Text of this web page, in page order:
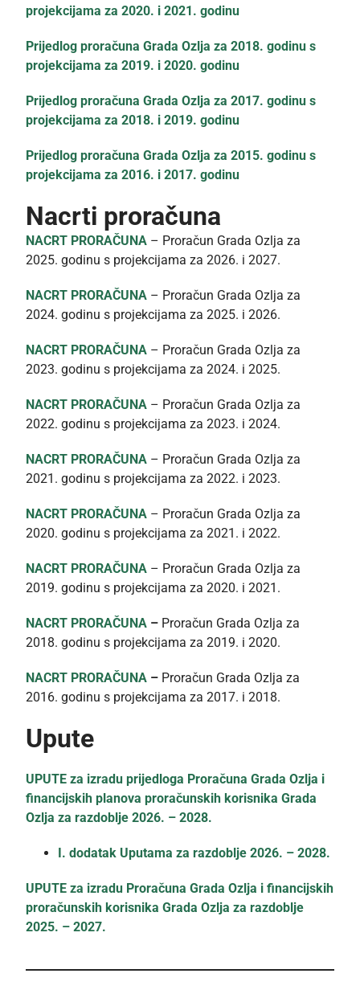
projekcijama za 2020. i 2021. godinu
Prijedlog proračuna Grada Ozlja za 2018. godinu s
projekcijama za 2019. i 2020. godinu
Prijedlog proračuna Grada Ozlja za 2017. godinu s
projekcijama za 2018. i 2019. godinu
Prijedlog proračuna Grada Ozlja za 2015. godinu s
projekcijama za 2016. i 2017. godinu
Nacrti proračuna
NACRT PRORAČUNA – Proračun Grada Ozlja za
2025. godinu s projekcijama za 2026. i 2027.
NACRT PRORAČUNA – Proračun Grada Ozlja za
2024. godinu s projekcijama za 2025. i 2026.
NACRT PRORAČUNA – Proračun Grada Ozlja za
2023. godinu s projekcijama za 2024. i 2025.
NACRT PRORAČUNA – Proračun Grada Ozlja za
2022. godinu s projekcijama za 2023. i 2024.
NACRT PRORAČUNA – Proračun Grada Ozlja za
2021. godinu s projekcijama za 2022. i 2023.
NACRT PRORAČUNA – Proračun Grada Ozlja za
2020. godinu s projekcijama za 2021. i 2022.
NACRT PRORAČUNA – Proračun Grada Ozlja za
2019. godinu s projekcijama za 2020. i 2021.
NACRT PRORAČUNA – Proračun Grada Ozlja za
2018. godinu s projekcijama za 2019. i 2020.
NACRT PRORAČUNA – Proračun Grada Ozlja za
2016. godinu s projekcijama za 2017. i 2018.
Upute
UPUTE za izradu prijedloga Proračuna Grada Ozlja i
financijskih planova proračunskih korisnika Grada
Ozlja za razdoblje 2026. – 2028.
I. dodatak Uputama za razdoblje 2026. – 2028.
UPUTE za izradu Proračuna Grada Ozlja i financijskih
proračunskih korisnika Grada Ozlja za razdoblje
2025. – 2027.